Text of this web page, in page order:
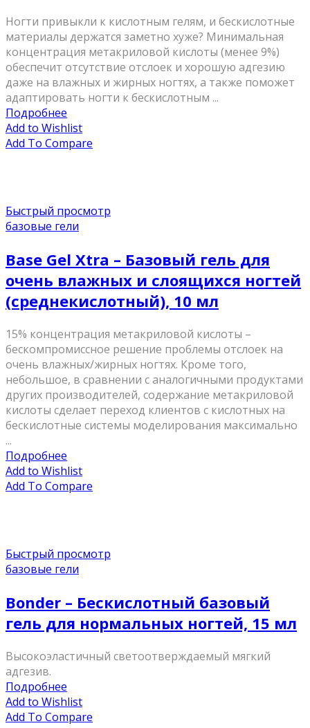
Ногти привыкли к кислотным гелям, и бескислотные
материалы держатся заметно хуже? Минимальная
концентрация метакриловой кислоты (менее 9%)
обеспечит отсутствие отслоек и хорошую адгезию
даже на влажных и жирных ногтях, а также поможет
адаптировать ногти к бескислотным ...
Подробнее
Add to Wishlist
Add To Compare
Быстрый просмотр
базовые гели
Base Gel Xtra – Базовый гель для
очень влажных и слоящихся ногтей
(среднекислотный), 10 мл
15% концентрация метакриловой кислоты –
бескомпромиссное решение проблемы отслоек на
очень влажных/жирных ногтях. Кроме того,
небольшое, в сравнении с аналогичными продуктами
других производителей, содержание метакриловой
кислоты сделает переход клиентов с кислотных на
бескислотные системы моделирования максимально
...
Подробнее
Add to Wishlist
Add To Compare
Быстрый просмотр
базовые гели
Bonder – Бескислотный базовый
гель для нормальных ногтей, 15 мл
Высокоэластичный светоотверждаемый мягкий
адгезив.
Подробнее
Add to Wishlist
Add To Compare